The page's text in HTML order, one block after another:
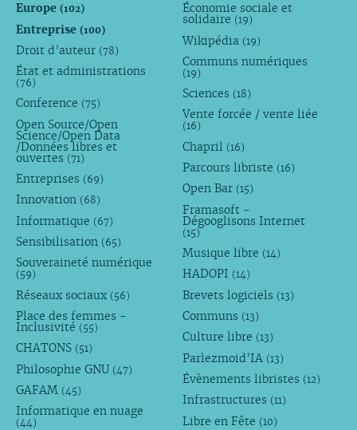
Europe (102)
Entreprise (100)
Droit d’auteur (78)
État et administrations
(76)
Conference (75)
Open Source/Open
Science/Open Data
/Données libres et
ouvertes (71)
Entreprises (69)
Innovation (68)
Informatique (67)
Sensibilisation (65)
Souveraineté numérique
(59)
Réseaux sociaux (56)
Place des femmes -
Inclusivité (55)
CHATONS (51)
Philosophie GNU (47)
GAFAM (45)
Informatique en nuage
(44)
Économie sociale et
solidaire (19)
Wikipédia (19)
Communs numériques
(19)
Sciences (18)
Vente forcée / vente liée
(16)
Chapril (16)
Parcours libriste (16)
Open Bar (15)
Framasoft -
Dégooglisons Internet
(15)
Musique libre (14)
HADOPI (14)
Brevets logiciels (13)
Communs (13)
Culture libre (13)
Parlezmoid’IA (13)
Évènements libristes (12)
Infrastructures (11)
Libre en Fête (10)